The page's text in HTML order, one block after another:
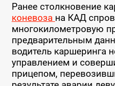
Ранее столкновение
коневоза на КАД
многокилометровую
предварительным
водитель каршеринга
управлением и
прицепом,